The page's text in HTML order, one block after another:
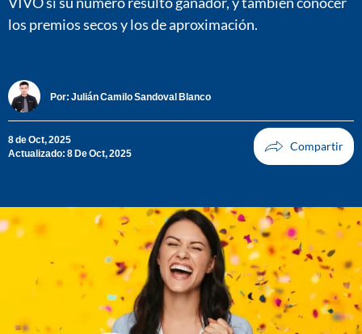
los premios secos y los de aproximación.
Por: Julián Camilo Sandoval Blanco
8 de Oct, 2025
Actualizado: 8 De Oct, 2025